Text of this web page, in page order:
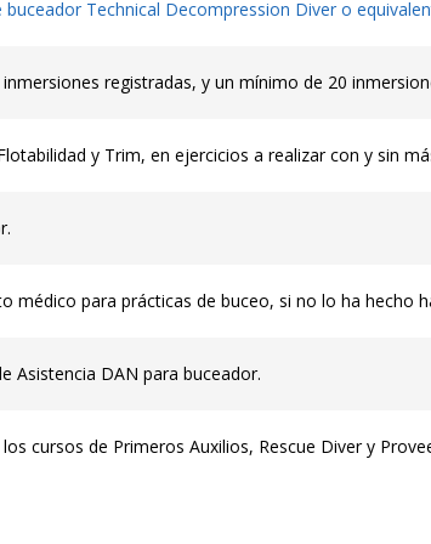
buceador Technical Decompression Diver o
registradas, y un mínimo de 20
y Trim, en ejercicios a realizar con y sin
médico para prácticas de buceo, si no lo ha hecho
Asistencia DAN para buceador.
cursos de Primeros Auxilios, Rescue Diver y